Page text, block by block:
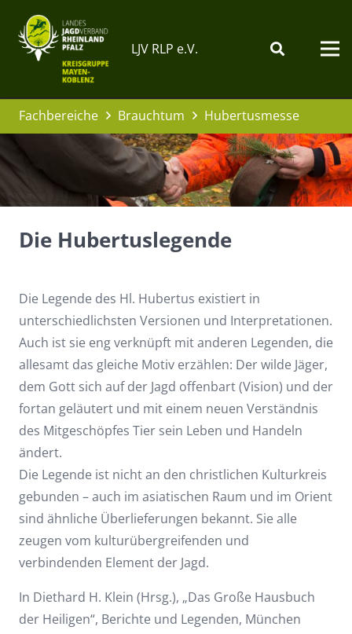
LJV RLP e.V.
Fachbereiche Brauchtum Hubertusmesse
Die Hubertuslegende
Die Legende des Hl. Hubertus existiert in
unterschiedlichsten Versionen und Interpretationen.
Auch ist sie eng verknüpft mit anderen Legenden, die
allesamt das gleiche Motiv erzählen: Der wilde Jäger,
dem Gott sich auf der Jagd offenbart (Vision) und der
fortan geläutert und mit einem neuen Verständnis
des Mitgeschöpfes Tier sein Leben und Handeln
ändert.
Die Legende ist nicht an den christlichen Kulturkreis
gebunden – auch im asiatischen Raum und im Orient
sind ähnliche Überlieferungen bekannt. Sie alle
zeugen vom kulturübergreifenden und
verbindenden Element der Jagd.
In Diethard H. Klein (Hrsg.), „Das Große Hausbuch
der Heiligen“, Berichte und Legenden, München